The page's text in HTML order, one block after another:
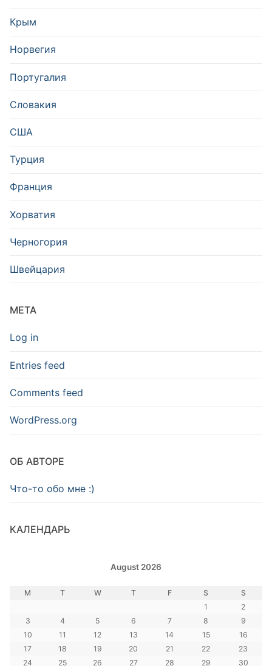
Крым
Норвегия
Португалия
Словакия
США
Турция
Франция
Хорватия
Черногория
Швейцария
META
Log in
Entries feed
Comments feed
WordPress.org
ОБ АВТОРЕ
Что-то обо мне :)
КАЛЕНДАРЬ
August 2026
M T W T F S
S
1
2
3
4 5 6 7 8
9
10
11 12 13 14 15
16
17
18 19 20 21 22
23
24
25 26 27 28 29
30